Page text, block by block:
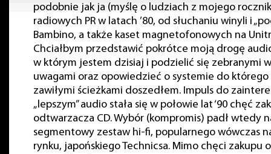
podobnie jak ja (myślę o ludziach z mojego
radiowych PR w latach ’80, od słuchaniu winyli i
Bambino, a także kaset magnetofonowych na
Chciałbym przedstawić pokrótce moją drogę
w którym jestem dzisiaj i podzielić się zebranymi
uwagami oraz opowiedzieć o systemie do
zawiłymi ścieżkami doszedłem. Impuls do
„lepszym” audio stała się w połowie lat ‘90 chęć
odtwarzacza CD. Wybór (kompromis) padł wtedy
segmentowy zestaw hi-fi, popularnego wówczas
rynku, japońskiego Technicsa. Mimo chęci zakupu